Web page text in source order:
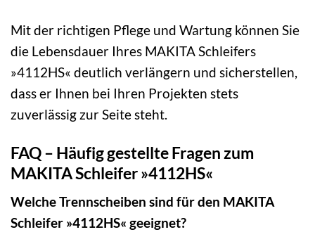
Mit der richtigen Pflege und Wartung können Sie
die Lebensdauer Ihres MAKITA Schleifers
»4112HS« deutlich verlängern und sicherstellen,
dass er Ihnen bei Ihren Projekten stets
zuverlässig zur Seite steht.
FAQ – Häufig gestellte Fragen zum
MAKITA Schleifer »4112HS«
Welche Trennscheiben sind für den MAKITA
Schleifer »4112HS« geeignet?